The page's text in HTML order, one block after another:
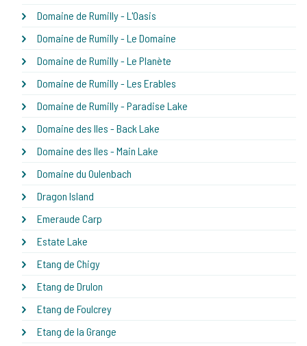
Domaine de Rumilly - L'Oasis
Domaine de Rumilly - Le Domaine
Domaine de Rumilly - Le Planète
Domaine de Rumilly - Les Erables
Domaine de Rumilly - Paradise Lake
Domaine des Iles - Back Lake
Domaine des Iles - Main Lake
Domaine du Oulenbach
Dragon Island
Emeraude Carp
Estate Lake
Etang de Chigy
Etang de Drulon
Etang de Foulcrey
Etang de la Grange